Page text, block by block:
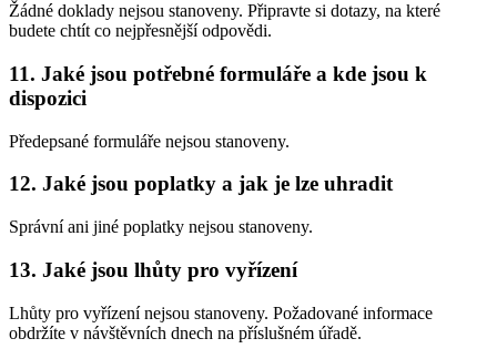
Žádné doklady nejsou stanoveny. Připravte si dotazy, na které
budete chtít co nejpřesnější odpovědi.
11. Jaké jsou potřebné formuláře a kde jsou k
dispozici
Předepsané formuláře nejsou stanoveny.
12. Jaké jsou poplatky a jak je lze uhradit
Správní ani jiné poplatky nejsou stanoveny.
13. Jaké jsou lhůty pro vyřízení
Lhůty pro vyřízení nejsou stanoveny. Požadované informace
obdržíte v návštěvních dnech na příslušném úřadě.